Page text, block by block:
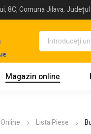
8C, Comuna Jilava,
Magazin online
Lista Piese